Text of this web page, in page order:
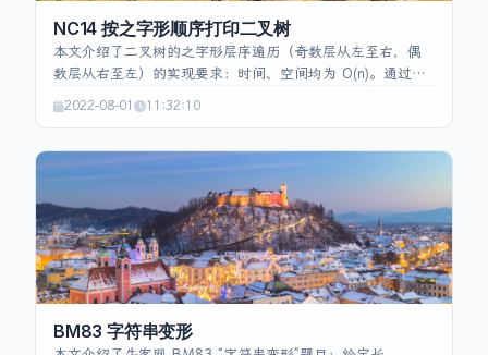
NC14 按之字形顺序打印二叉树
本文介绍了二叉树的之字形层序遍历（奇数层从左至右，偶
数层从右至左）的实现要求：时间、空间均为 O(n)。通过广
标记在奇数层调用 `Collections.reverse` 实现顺序翻转，最
整的 Java 解法代码，代码在空树时直接返回空列表，保证符
2022-08-01 11:32:10
BM83 字符串变形